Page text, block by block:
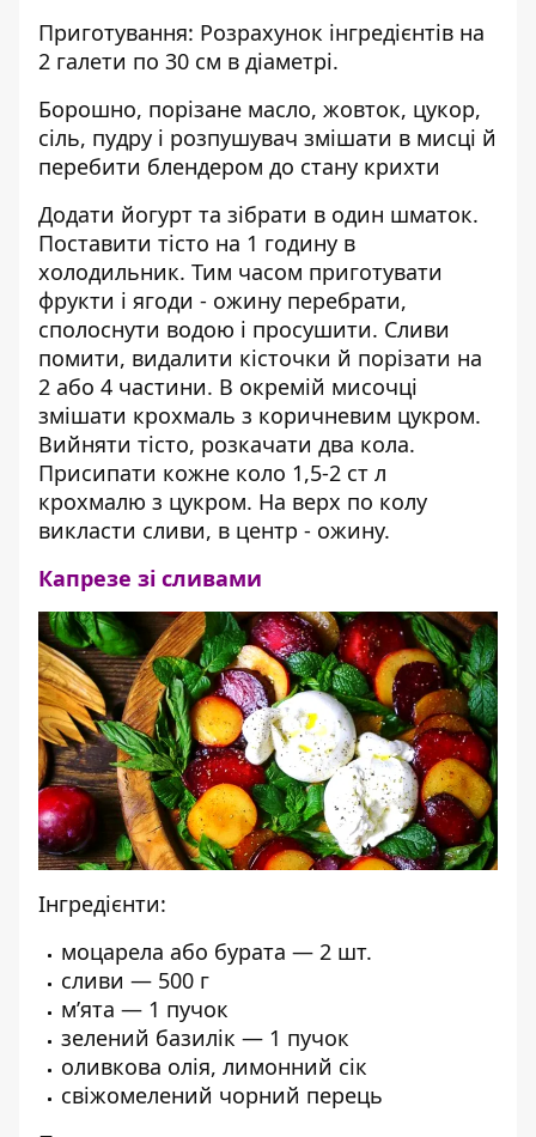
Приготування: Розрахунок інгредієнтів на
2 галети по 30 см в діаметрі.
Борошно, порізане масло, жовток, цукор,
сіль, пудру і розпушувач змішати в мисці й
перебити блендером до стану крихти
Додати йогурт та зібрати в один шматок.
Поставити тісто на 1 годину в
холодильник. Тим часом приготувати
фрукти і ягоди - ожину перебрати,
сполоснути водою і просушити. Сливи
помити, видалити кісточки й порізати на
2 або 4 частини. В окремій мисочці
змішати крохмаль з коричневим цукром.
Вийняти тісто, розкачати два кола.
Присипати кожне коло 1,5-2 ст л
крохмалю з цукром. На верх по колу
викласти сливи, в центр - ожину.
Капрезе зі сливами
Інгредієнти:
моцарела або бурата — 2 шт.
сливи — 500 г
м’ята — 1 пучок
зелений базилік — 1 пучок
оливкова олія, лимонний сік
свіжомелений чорний перець